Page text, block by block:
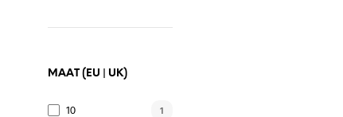
MAAT (EU | UK)
10 1